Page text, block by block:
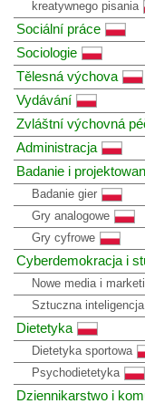
kreatywnego pisania
Sociální práce
Sociologie
Tělesná výchova
Vydávání
Zvláštní výchovná
Administracja
Badanie i
Badanie gier
Gry analogowe
Gry cyfrowe
Cyberdemokracja i
Nowe media i
Sztuczna
Dietetyka
Dietetyka sportowa
Psychodietetyka
Dziennikarstwo i